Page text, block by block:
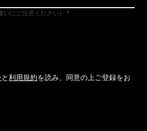
にご注意ください）
と利用規約を読み、同意の上ご登録をお